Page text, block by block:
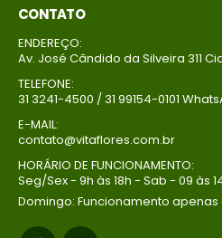
CONTATO
ENDEREÇO:
Av. José Cândido da Silveira 311
TELEFONE:
31 3241-4500 / 31 99154-0101
E-MAIL:
contato@vitaflores.com.br
HORÁRIO DE FUNCIONAMENTO:
Seg/Sex - 9h às 18h - Sab - 09 às
Domingo: Funcionamento